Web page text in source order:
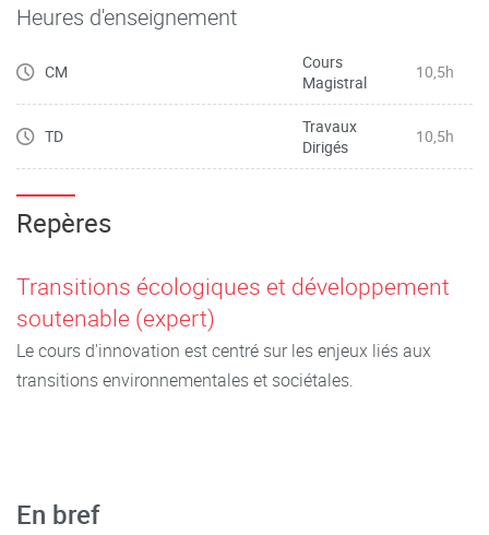
Heures d'enseignement
CM
Cours
Magistral
10,5h
TD
Travaux
Dirigés
10,5h
Repères
Transitions écologiques et développement
soutenable (expert)
Le cours d'innovation est centré sur les enjeux liés aux
transitions environnementales et sociétales.
En bref